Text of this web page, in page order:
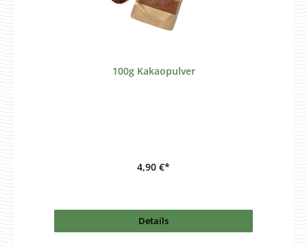
100g Kakaopulver
4,90 €*
Details